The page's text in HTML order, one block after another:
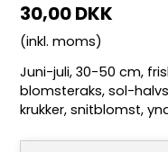
30,00 DKK
(inkl. moms)
Juni-juli, 30-50 cm,
blomsteraks, sol-
krukker, snitblomst,